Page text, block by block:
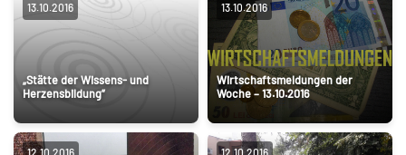
13.10.2016
„Stätte der Wissens- und
Herzensbildung”
13.10.2016
Wirtschaftsmeldungen der
Woche – 13.10.2016